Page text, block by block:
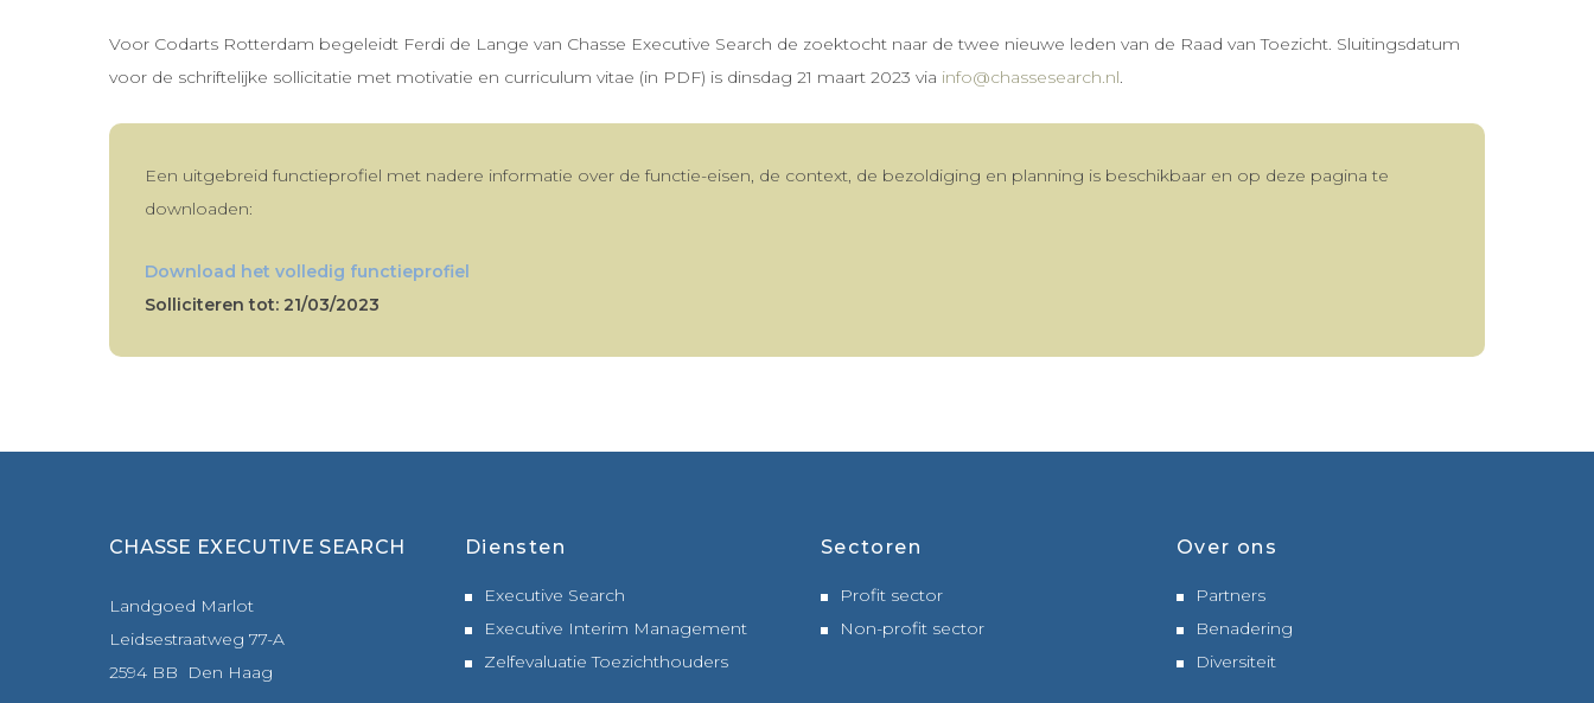
Voor Codarts Rotterdam begeleidt Ferdi de Lange van Chasse Executive Search de zoektocht naar de twee nieuwe leden van de Raad van Toezicht. Sluitingsdatum
voor de schriftelijke sollicitatie met motivatie en curriculum vitae (in PDF) is dinsdag 21 maart 2023 via info@chassesearch.nl.
Een uitgebreid functieprofiel met nadere informatie over de functie-eisen, de context, de bezoldiging en planning is beschikbaar en op deze pagina te
downloaden:
Download het volledig functieprofiel
Solliciteren tot: 21/03/2023
CHASSE EXECUTIVE SEARCH
Landgoed Marlot
Leidsestraatweg 77-A
2594 BB Den Haag
Diensten
Executive Search
Executive Interim Management
Zelfevaluatie Toezichthouders
Sectoren
Profit sector
Non-profit sector
Over ons
Partners
Benadering
Diversiteit